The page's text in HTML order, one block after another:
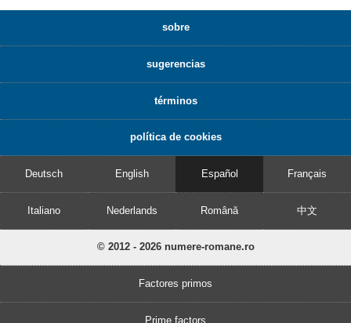
sobre
sugerencias
términos
política de cookies
Deutsch English Español Français
Italiano Nederlands Română 中文
© 2012 - 2026 numere-romane.ro
Factores primos
Prime factors